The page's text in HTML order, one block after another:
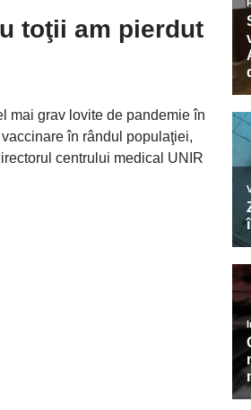
toţii am pierdut
mai grav lovite de pandemie în
în rândul populaţiei,
centrului medical UNIR